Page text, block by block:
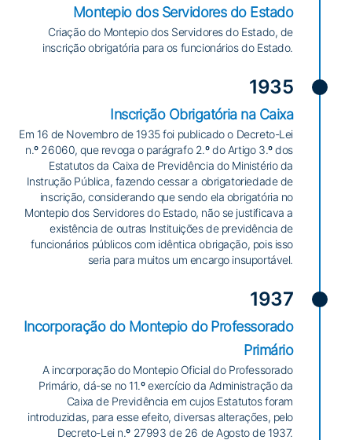
Montepio dos Servidores do Estado
Criação do Montepio dos Servidores do Estado, de
inscrição obrigatória para os funcionários do Estado.
1935
Inscrição Obrigatória na Caixa
Em 16 de Novembro de 1935 foi publicado o Decreto-Lei
n.º 26060, que revoga o parágrafo 2.º do Artigo 3.º dos
Estatutos da Caixa de Previdência do Ministério da
Instrução Pública, fazendo cessar a obrigatoriedade de
inscrição, considerando que sendo ela obrigatória no
Montepio dos Servidores do Estado, não se justificava a
existência de outras Instituições de previdência de
funcionários públicos com idêntica obrigação, pois isso
seria para muitos um encargo insuportável.
1937
Incorporação do Montepio do Professorado
Primário
A incorporação do Montepio Oficial do Professorado
Primário, dá-se no 11.º exercício da Administração da
Caixa de Previdência em cujos Estatutos foram
introduzidas, para esse efeito, diversas alterações, pelo
Decreto-Lei n.º 27993 de 26 de Agosto de 1937.